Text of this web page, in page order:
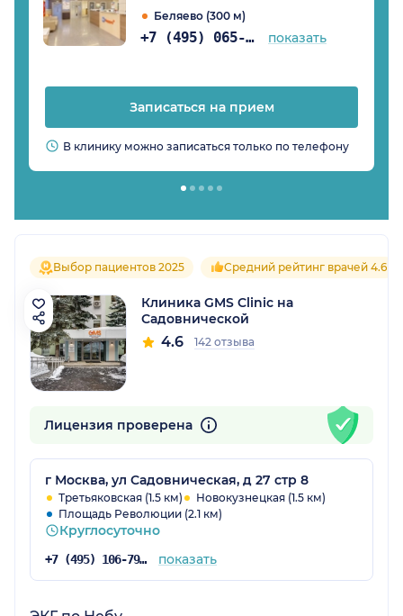
Беляево (300 м)
+7 (495) 065-77-81 показать
Записаться на прием
В клинику можно записаться только по телефону
Выбор пациентов 2025 Средний рейтинг врачей 4.6
Клиника GMS Clinic на
Садовнической
4.6 142 отзыва
Лицензия проверена
г Москва, ул Садовническая, д 27 стр 8
Третьяковская (1.5 км)
Новокузнецкая (1.5 км)
Площадь Революции (2.1 км)
Круглосуточно
+7 (495) 106-79-84 показать